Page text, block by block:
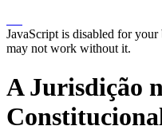
JavaScript is disabled for
may not work without it.
A Jurisdição